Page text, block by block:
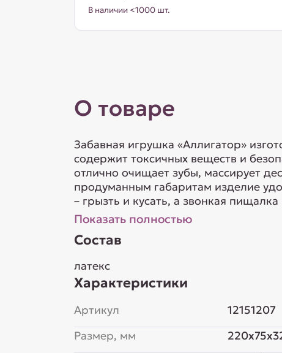
В наличии <1000 шт.
О товаре
Забавная игрушка «Аллигатор»
содержит токсичных веществ и
отлично очищает зубы, массирует
продуманным габаритам изделие
– грызть и кусать, а звонкая
Показать полностью
Состав
латекс
Характеристики
Артикул
12151207
Размер, мм